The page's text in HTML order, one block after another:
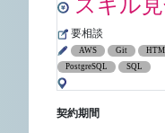
スキル
要相談
AWS Git
PostgreSQL
SQL
契約期間